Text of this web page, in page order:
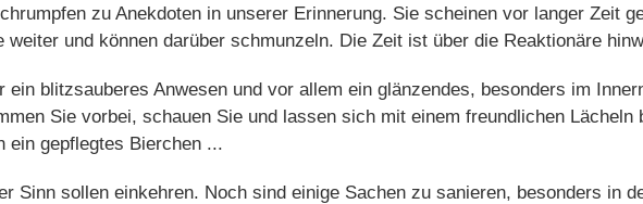
zu Anekdoten in unserer Erinnerung. Sie scheinen vor langer Zeit
weiter und können darüber schmunzeln. Die Zeit ist über die Reaktionäre
ein blitzsauberes Anwesen und vor allem ein glänzendes, besonders im
Sie vorbei, schauen Sie und lassen sich mit einem freundlichen
ein gepflegtes Bierchen ...
Sinn sollen einkehren. Noch sind einige Sachen zu sanieren, besonders in